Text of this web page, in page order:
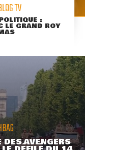
TV
:
LE GRAND ROY
DES AVENGERS